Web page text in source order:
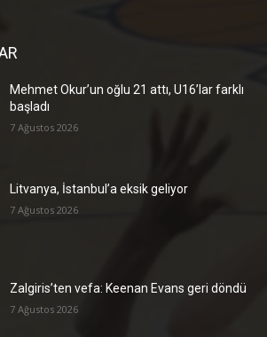
Mehmet Okur’un oğlu 21 attı, U16’lar farklı
başladı
7 Ağustos 2026
Litvanya, İstanbul’a eksik geliyor
7 Ağustos 2026
Zalgiris’ten vefa: Keenan Evans geri döndü
7 Ağustos 2026